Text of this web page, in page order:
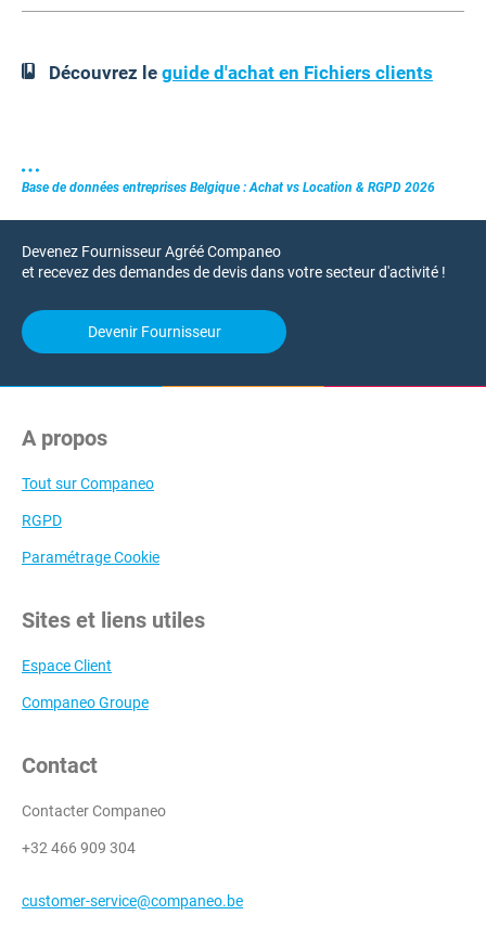
Découvrez leguide d'achat en Fichiers clients
Base de données entreprises Belgique : Achat vs Location & RGPD 2026
Devenez Fournisseur Agréé Companeo
et recevez des demandes de devis dans votre secteur d'activité !
Devenir Fournisseur
A propos
Tout sur Companeo
RGPD
Paramétrage Cookie
Sites et liens utiles
Espace Client
Companeo Groupe
Contact
Contacter Companeo
+32 466 909 304
customer-service@companeo.be